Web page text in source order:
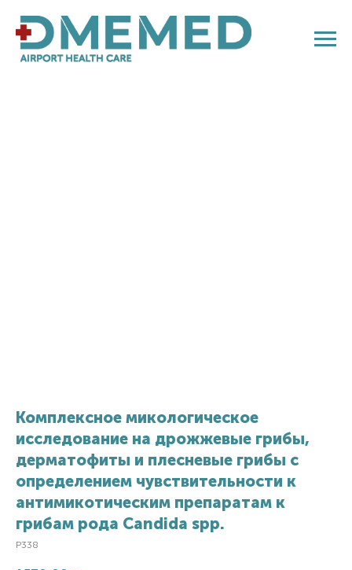
Комплексное микологическое
исследование на дрожжевые грибы,
дерматофиты и плесневые грибы с
определением чувствительности к
антимикотическим препаратам к
грибам рода Candida spp.
P338